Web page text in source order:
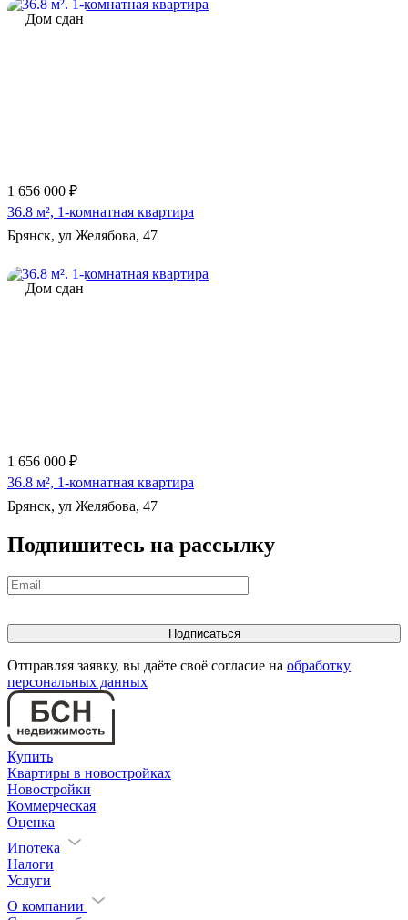
Дом сдан
1 656 000 ₽
36.8 м², 1-комнатная квартира
Брянск, ул Желябова, 47
Дом сдан
1 656 000 ₽
36.8 м², 1-комнатная квартира
Брянск, ул Желябова, 47
Подпишитесь на рассылку
Отправляя заявку, вы даёте своё согласие на обработку
персональных данных
Купить
Квартиры в новостройках
Новостройки
Коммерческая
Оценка
Ипотека
Налоги
Услуги
О компании